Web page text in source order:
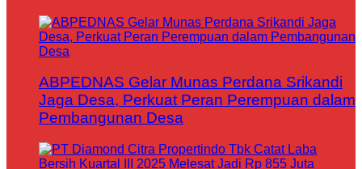
ABPEDNAS Gelar Munas Perdana Srikandi
Jaga Desa, Perkuat Peran Perempuan dalam
Pembangunan Desa